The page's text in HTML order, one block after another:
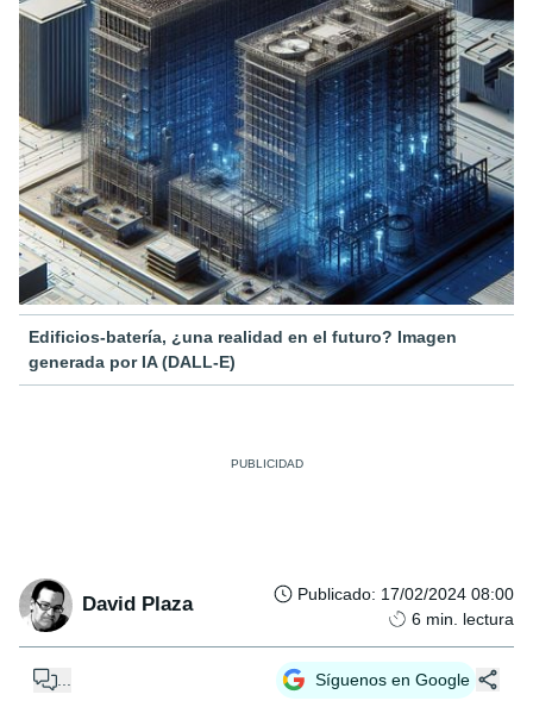
Edificios-batería, ¿una realidad en el futuro? Imagen
generada por IA (DALL-E)
David Plaza Publicado: 17/02/2024 08:00
6 min. lectura
Síguenos en Google